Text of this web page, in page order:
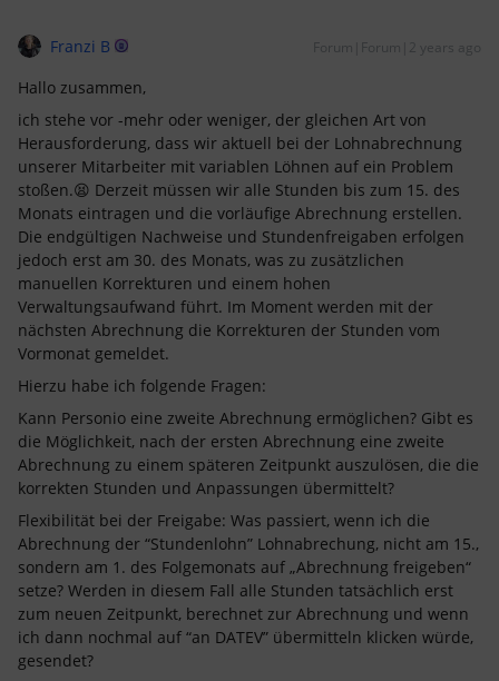
Franzi B Forum|Forum|2 years ago
Hallo zusammen,
ich stehe vor -mehr oder weniger, der gleichen Art von
Herausforderung, dass wir aktuell bei der Lohnabrechnung
unserer Mitarbeiter mit variablen Löhnen auf ein Problem
stoßen.😫 Derzeit müssen wir alle Stunden bis zum 15. des
Monats eintragen und die vorläufige Abrechnung erstellen.
Die endgültigen Nachweise und Stundenfreigaben erfolgen
jedoch erst am 30. des Monats, was zu zusätzlichen
manuellen Korrekturen und einem hohen
Verwaltungsaufwand führt. Im Moment werden mit der
nächsten Abrechnung die Korrekturen der Stunden vom
Vormonat gemeldet.
Hierzu habe ich folgende Fragen:
Kann Personio eine zweite Abrechnung ermöglichen? Gibt es
die Möglichkeit, nach der ersten Abrechnung eine zweite
Abrechnung zu einem späteren Zeitpunkt auszulösen, die die
korrekten Stunden und Anpassungen übermittelt?
Flexibilität bei der Freigabe: Was passiert, wenn ich die
Abrechnung der “Stundenlohn” Lohnabrechung, nicht am 15.,
sondern am 1. des Folgemonats auf „Abrechnung freigeben“
setze? Werden in diesem Fall alle Stunden tatsächlich erst
zum neuen Zeitpunkt, berechnet zur Abrechnung und wenn
ich dann nochmal auf “an DATEV” übermitteln klicken würde,
gesendet?